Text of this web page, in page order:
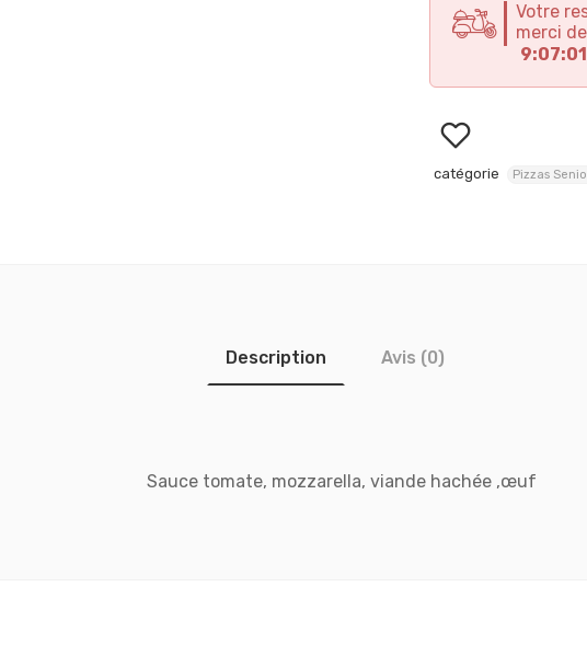
Votre
merci
9:07:01
catégorie Pizzas
Description Avis (0)
Sauce tomate, mozzarella, viande hachée ,œuf